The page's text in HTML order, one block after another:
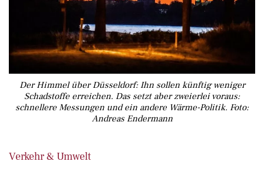
Der Himmel über Düsseldorf: Ihn sollen künftig weniger
Schadstoffe erreichen. Das setzt aber zweierlei voraus:
schnellere Messungen und ein andere Wärme-Politik. Foto:
Andreas Endermann
Verkehr & Umwelt